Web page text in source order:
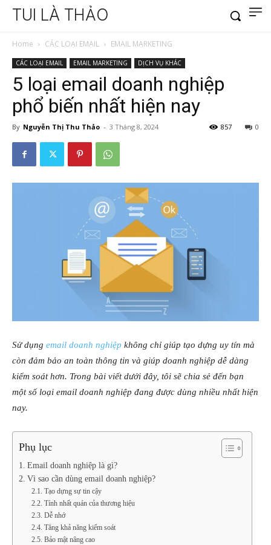
TUI LÀ THẢO
Home CÁC LOẠI EMAIL EMAIL MARKETING
CÁC LOẠI EMAIL EMAIL MARKETING DỊCH VỤ KHÁC
5 loại email doanh nghiệp
phổ biến nhất hiện nay
By Nguyễn Thị Thu Thảo - 3 Tháng 8, 2024 0
857
Sử dụng email doanh nghiệp không chỉ giúp tạo dựng uy tín mà
còn đảm bảo an toàn thông tin và giúp doanh nghiệp dễ dàng
kiểm soát hơn. Trong bài viết dưới đây, tôi sẽ chia sẻ đến bạn
một số loại email doanh nghiệp đang được dùng nhiều nhất hiện
nay.
Phụ lục
Email doanh nghiệp là gì?
Vì sao cần dùng email doanh nghiệp?
Tạo dựng sự tin cậy
Tính nhất quán của thương hiệu
Dễ nhớ
Tăng khả năng kiểm soát
Bảo mật nâng cao